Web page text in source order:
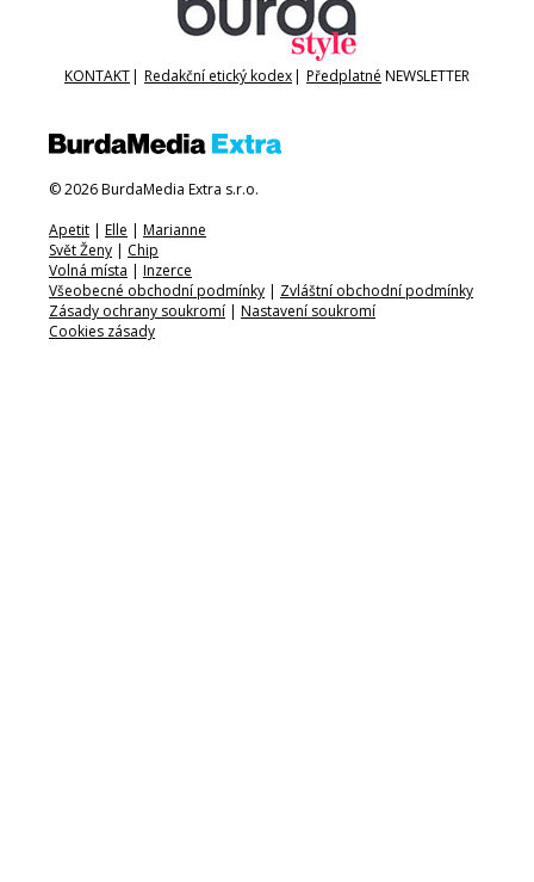
KONTAKT| Redakční etický kodex| Předplatné NEWSLETTER
© 2026 BurdaMedia Extra s.r.o.
Apetit | Elle | Marianne
Svět Ženy | Chip
Volná místa | Inzerce
Všeobecné obchodní podmínky | Zvláštní obchodní podmínky
Zásady ochrany soukromí | Nastavení soukromí
Cookies zásady